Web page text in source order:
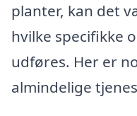
planter, kan det
hvilke specifikke
udføres. Her er
almindelige